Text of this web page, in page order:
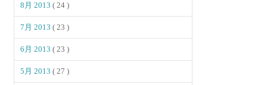
8月 2013( 24 )
7月 2013( 23 )
6月 2013( 23 )
5月 2013( 27 )